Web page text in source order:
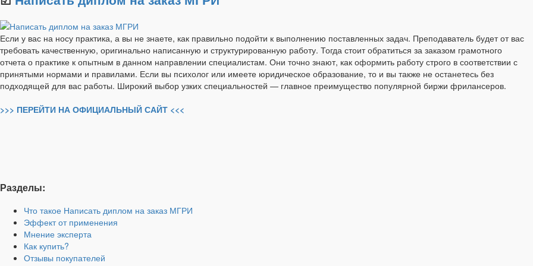
Если у вас на носу практика, а вы не знаете, как правильно подойти к выполнению поставленных задач. Преподаватель будет от вас
требовать качественную, оригинально написанную и структурированную работу. Тогда стоит обратиться за заказом грамотного
отчета о практике к опытным в данном направлении специалистам. Они точно знают, как оформить работу строго в соответствии с
принятыми нормами и правилами. Если вы психолог или имеете юридическое образование, то и вы также не останетесь без
подходящей для вас работы. Широкий выбор узких специальностей — главное преимущество популярной биржи фрилансеров.
>>> ПЕРЕЙТИ НА ОФИЦИАЛЬНЫЙ САЙТ <<<
Разделы:
Что такое Написать диплом на заказ МГРИ
Эффект от применения
Мнение эксперта
Как купить?
Отзывы покупателей